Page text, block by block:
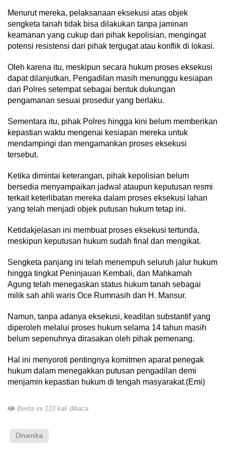
Menurut mereka, pelaksanaan eksekusi atas objek
sengketa tanah tidak bisa dilakukan tanpa jaminan
keamanan yang cukup dari pihak kepolisian, mengingat
potensi resistensi dari pihak tergugat atau konflik di lokasi.
Oleh karena itu, meskipun secara hukum proses eksekusi
dapat dilanjutkan, Pengadilan masih menunggu kesiapan
dari Polres setempat sebagai bentuk dukungan
pengamanan sesuai prosedur yang berlaku.
Sementara itu, pihak Polres hingga kini belum memberikan
kepastian waktu mengenai kesiapan mereka untuk
mendampingi dan mengamankan proses eksekusi
tersebut.
Ketika dimintai keterangan, pihak kepolisian belum
bersedia menyampaikan jadwal ataupun keputusan resmi
terkait keterlibatan mereka dalam proses eksekusi lahan
yang telah menjadi objek putusan hukum tetap ini.
Ketidakjelasan ini membuat proses eksekusi tertunda,
meskipun keputusan hukum sudah final dan mengikat.
Sengketa panjang ini telah menempuh seluruh jalur hukum
hingga tingkat Peninjauan Kembali, dan Mahkamah
Agung telah menegaskan status hukum tanah sebagai
milik sah ahli waris Oce Rumnasih dan H. Mansur.
Namun, tanpa adanya eksekusi, keadilan substantif yang
diperoleh melalui proses hukum selama 14 tahun masih
belum sepenuhnya dirasakan oleh pihak pemenang.
Hal ini menyoroti pentingnya komitmen aparat penegak
hukum dalam menegakkan putusan pengadilan demi
menjamin kepastian hukum di tengah masyarakat.(Emi)
Berita ini 133 kali dibaca
Dinamika